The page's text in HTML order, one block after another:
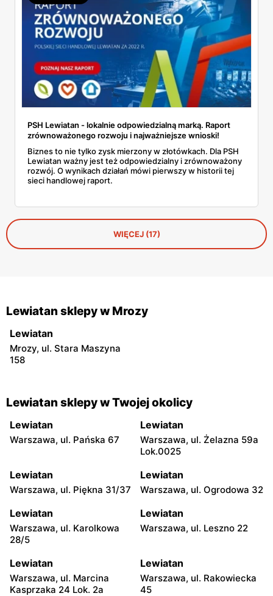
PSH Lewiatan - lokalnie odpowiedzialną marką. Raport
zrównoważonego rozwoju i najważniejsze wnioski!
Biznes to nie tylko zysk mierzony w złotówkach. Dla PSH
Lewiatan ważny jest też odpowiedzialny i zrównoważony
rozwój. O wynikach działań mówi pierwszy w historii tej
sieci handlowej raport.
WIĘCEJ (17)
Lewiatan sklepy w Mrozy
Lewiatan
Mrozy, ul. Stara Maszyna
158
Lewiatan sklepy w Twojej okolicy
Lewiatan
Warszawa, ul. Pańska 67
Lewiatan
Warszawa, ul. Żelazna 59a
Lok.0025
Lewiatan
Warszawa, ul. Piękna 31/37
Lewiatan
Warszawa, ul. Ogrodowa 32
Lewiatan
Warszawa, ul. Karolkowa
28/5
Lewiatan
Warszawa, ul. Leszno 22
Lewiatan
Warszawa, ul. Marcina
Kasprzaka 24 Lok. 2a
Lewiatan
Warszawa, ul. Rakowiecka
45